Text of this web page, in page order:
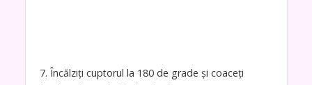
7. Încălziți cuptorul la 180 de grade și coaceți